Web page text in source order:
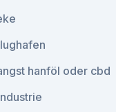
hanföl oder cbd